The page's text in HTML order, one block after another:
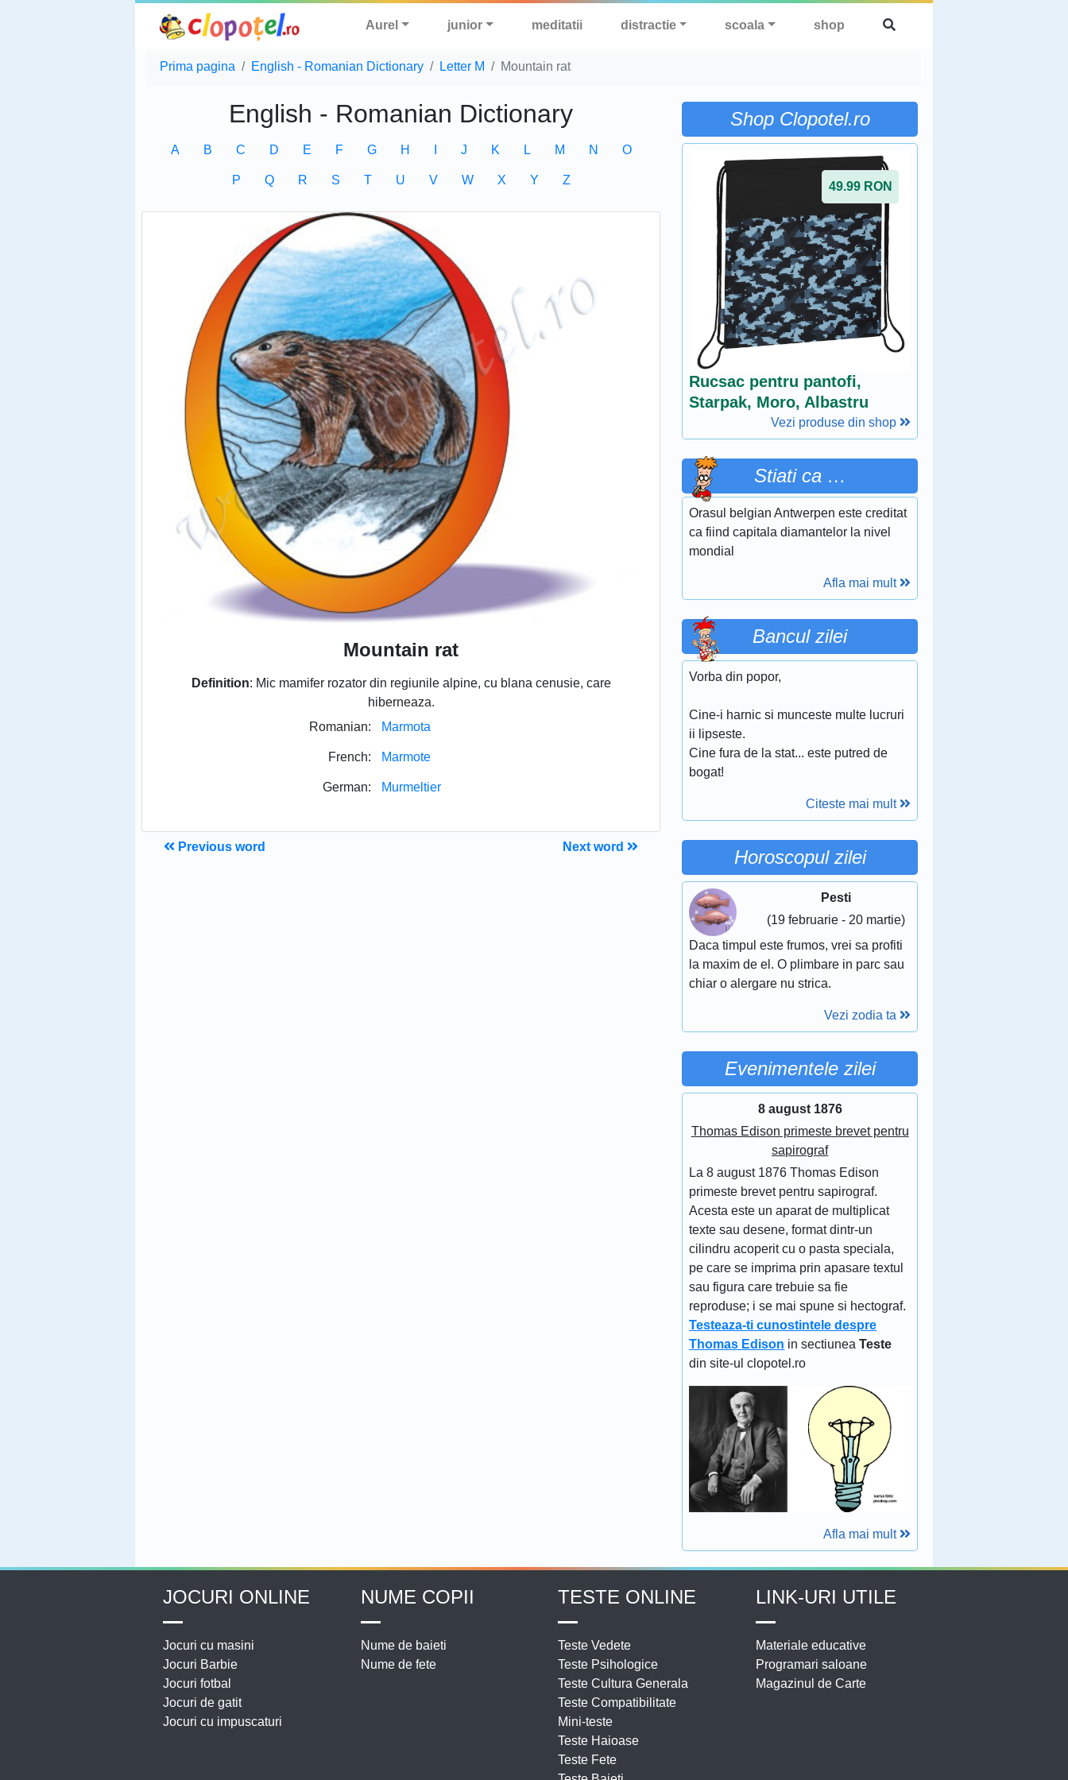
Aurel junior meditatii distractie scoala shop
Prima pagina English - Romanian Dictionary Letter M Mountain rat
English - Romanian Dictionary
A B C D E F G H J K L M N O
P Q R S T U V W X Y Z
Mountain rat
Definition: Mic mamifer rozator din regiunile alpine, cu blana cenusie, care
hiberneaza.
Romanian:
Marmota
French: Marmote
German: Murmeltier
Previous word Next word
Shop Clopotel.ro
49.99 RON
Rucsac pentru pantofi,
Starpak, Moro, Albastru
Vezi produse din shop
Stiati ca …
Orasul belgian Antwerpen este creditat
ca fiind capitala diamantelor la nivel
mondial
Afla mai mult
Bancul zilei
Vorba din popor,
Cine-i harnic si munceste multe lucruri
ii lipseste.
Cine fura de la stat... este putred de
bogat!
Citeste mai mult
Horoscopul zilei
Pesti
(19 februarie - 20 martie)
Daca timpul este frumos, vrei sa profiti
la maxim de el. O plimbare in parc sau
chiar o alergare nu strica.
Vezi zodia ta
Evenimentele zilei
8 august 1876
Thomas Edison primeste brevet pentru
sapirograf
La 8 august 1876 Thomas Edison
primeste brevet pentru sapirograf.
Acesta este un aparat de multiplicat
texte sau desene, format dintr-un
cilindru acoperit cu o pasta speciala,
pe care se imprima prin apasare textul
sau figura care trebuie sa fie
reproduse; i se mai spune si hectograf.
Testeaza-ti cunostintele despre
Thomas Edison in sectiuneaTeste
din site-ul clopotel.ro
Afla mai mult
JOCURI ONLINE
Jocuri cu masini
Jocuri Barbie
Jocuri fotbal
Jocuri de gatit
Jocuri cu impuscaturi
NUME COPII
Nume de baieti
Nume de fete
TESTE ONLINE
Teste Vedete
Teste Psihologice
Teste Cultura Generala
Teste Compatibilitate
Mini-teste
Teste Haioase
Teste Fete
LINK-URI UTILE
Materiale educative
Programari saloane
Magazinul de Carte